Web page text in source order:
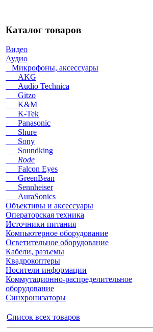
Каталог товаров
Видео
Аудио
Микрофоны, аксессуары
AKG
Audio Technica
Gitzo
K&M
K-Tek
Panasonic
Shure
Sony
Soundking
Rode
Falcon Eyes
GreenBean
Sennheiser
AuraSonics
Объективы и аксессуары
Операторская техника
Источники питания
Компьютерное оборудование
Осветительное оборудование
Кабели, разъемы
Квадрокоптеры
Носители информации
Коммутационно-распределительное
оборудование
Синхронизаторы
Список всех товаров